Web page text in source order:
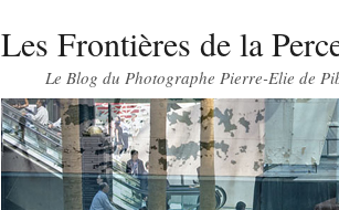
Les Frontières de la
Le Blog du Photographe Pierre-Elie de